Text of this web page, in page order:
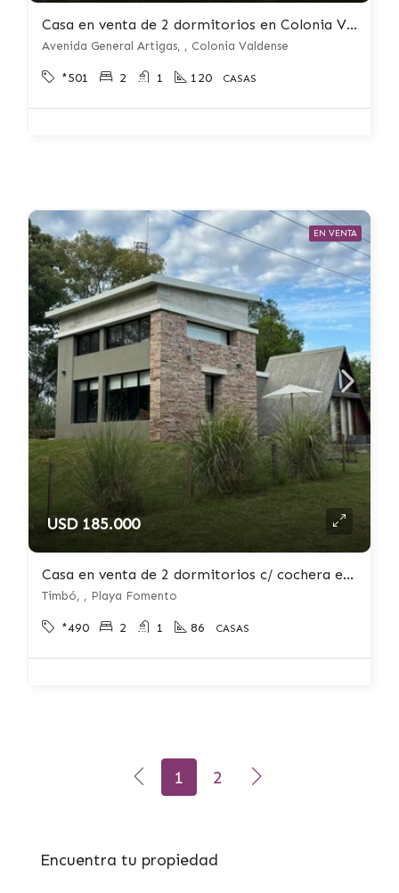
Casa en venta de 2 dormitorios en Colonia Valdense
Avenida General Artigas, , Colonia Valdense
*501 2 1 120 CASAS
EN VENTA
USD 185.000
Casa en venta de 2 dormitorios c/ cochera en Playa Fomento
Timbó, , Playa Fomento
*490 2 1 86 CASAS
1 2
Encuentra tu propiedad